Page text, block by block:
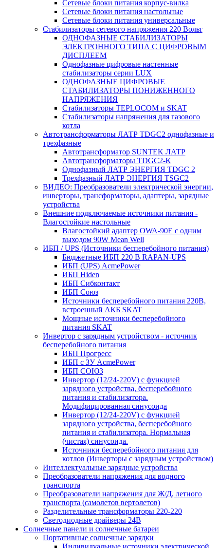
Сетевые блоки питания корпус-вилка
Сетевые блоки питания настольные
Сетевые блоки питания универсальные
Стабилизаторы сетевого напряжения 220 Вольт
ОДНОФАЗНЫЕ СТАБИЛИЗАТОРЫ
ЭЛЕКТРОННОГО ТИПА С ЦИФРОВЫМ
ДИСПЛЕЕМ
Однофазные цифровые настенные
стабилизаторы серии LUX
ОДНОФАЗНЫЕ ЦИФРОВЫЕ
СТАБИЛИЗАТОРЫ ПОНИЖЕННОГО
НАПРЯЖЕНИЯ
Стабилизаторы TEPLOCOM и SKAT
Стабилизаторы напряжения для газового
котла
Автотрансформаторы ЛАТР TDGC2 однофазные и
трехфазные
Автотрансформатор SUNTEK ЛАТР
Автотрансформаторы TDGC2-K
Однофазный ЛАТР ЭНЕРГИЯ TDGC 2
Трехфазный ЛАТР ЭНЕРГИЯ TSGC2
ВИДЕО: Преобразователи электрической энергии,
инверторы, трансформаторы, адаптеры, зарядные
устройства
Внешние подключаемые источники питания -
Влагостойкие настольные
Влагостойкий адаптер OWA-90E с одним
выходом 90W Mean Well
ИБП / UPS (Источники бесперебойного питания)
Бюджетные ИБП 220 В RAPAN-UPS
ИБП (UPS) AcmePower
ИБП Hiden
ИБП Сибконтакт
ИБП Союз
Источники бесперебойного питания 220В,
встроенный АКБ SKAT
Мощные источники бесперебойного
питания SKAT
Инвертор с зарядным устройством - источник
бесперебойного питания
ИБП Прогресс
ИБП с ЗУ AcmePower
ИБП СОЮЗ
Инвертор (12/24-220V) с функцией
зарядного устройства, бесперебойного
питания и стабилизатора.
Модифицированная синусоида
Инвертор (12/24-220V) с функцией
зарядного устройства, бесперебойного
питания и стабилизатора. Нормальная
(чистая) синусоида.
Источники бесперебойного питания для
котлов (Инверторы с зарядным устройством)
Интеллектуальные зарядные устройства
Преобразователи напряжения для водного
транспорта
Преобразователи напряжения для Ж/Д, летного
транспорта (самолетов вертолетов)
Разделительные трансформаторы 220-220
Светодиодные драйверы 24В
Солнечные панели и солнечные батареи
Портативные солнечные зарядки
Индивидуальные источники электрической